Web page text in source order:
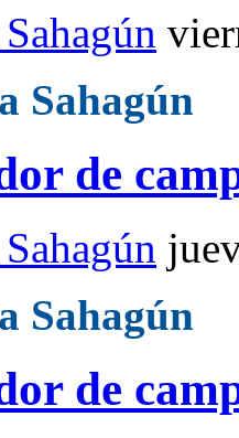
Sahagún
de
Sahagún
de